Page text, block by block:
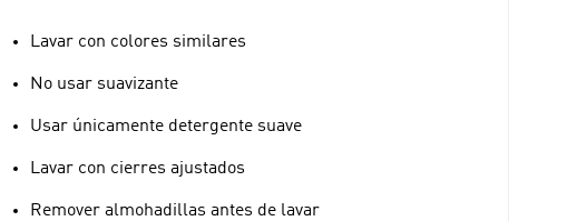
Lavar con colores similares
No usar suavizante
Usar únicamente detergente suave
Lavar con cierres ajustados
Remover almohadillas antes de lavar